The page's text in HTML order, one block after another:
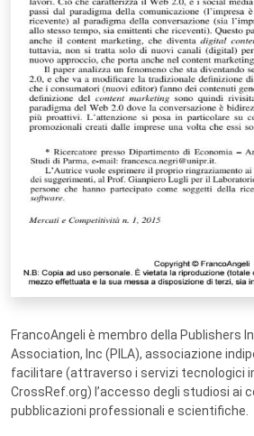
FrancoAngeli è membro della Publishers
Association, Inc (PILA), associazione
facilitare (attraverso i servizi tecnologici
CrossRef.org) l’accesso degli studiosi ai
pubblicazioni professionali e scientifiche.